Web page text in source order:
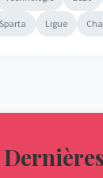
Sparta Ligue